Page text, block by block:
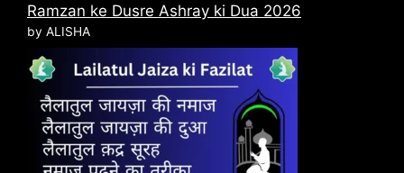
Ramzan ke Dusre Ashray ki Dua 2026
by ALISHA